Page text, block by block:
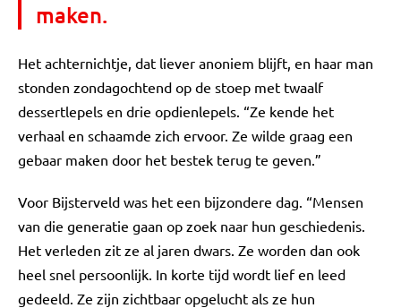
maken.
Het achternichtje, dat liever anoniem blijft, en haar man
stonden zondagochtend op de stoep met twaalf
dessertlepels en drie opdienlepels. “Ze kende het
verhaal en schaamde zich ervoor. Ze wilde graag een
gebaar maken door het bestek terug te geven.”
Voor Bijsterveld was het een bijzondere dag. “Mensen
van die generatie gaan op zoek naar hun geschiedenis.
Het verleden zit ze al jaren dwars. Ze worden dan ook
heel snel persoonlijk. In korte tijd wordt lief en leed
gedeeld. Ze zijn zichtbaar opgelucht als ze hun